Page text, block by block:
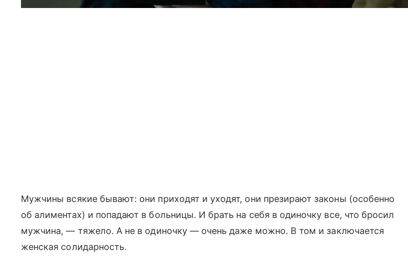
Мужчины всякие бывают: они приходят и уходят, они презирают законы (особенно
об алиментах) и попадают в больницы. И брать на себя в одиночку все, что бросил
мужчина, — тяжело. А не в одиночку — очень даже можно. В том и заключается
женская солидарность.